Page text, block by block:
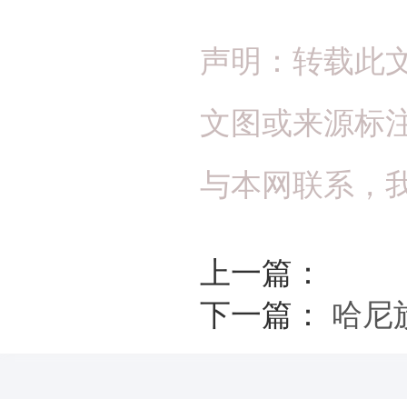
声明：转载此
文图或来源标
与本网联系，
上一篇：
下一篇： 哈尼